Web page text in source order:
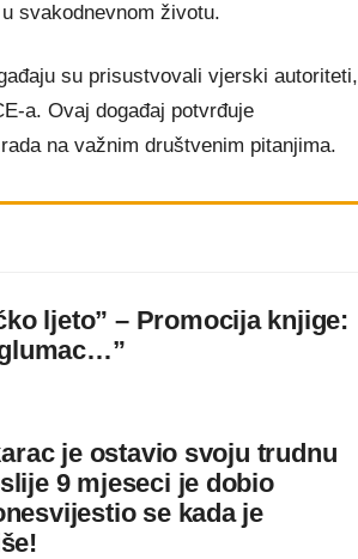
svakodnevnom životu.
su prisustvovali vjerski autoriteti,
a. Ovaj događaj potvrđuje
na važnim društvenim pitanjima.
ljeto” – Promocija knjige:
je ostavio svoju trudnu
9 mjeseci je dobio
se kada je